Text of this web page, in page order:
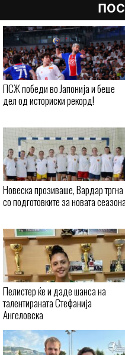
ПСЖ победи во Јапонија и беше
дел од историски рекорд!
Новеска прозиваше, Вардар тргна
со подготовките за новата сеазона
Пелистер ќе и даде шанса на
талентираната Стефанија
Ангеловска